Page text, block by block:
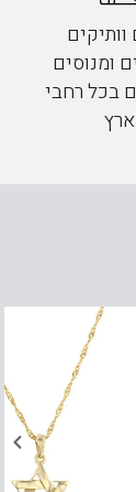
וותיקים
ומנוסים
בכל רחבי